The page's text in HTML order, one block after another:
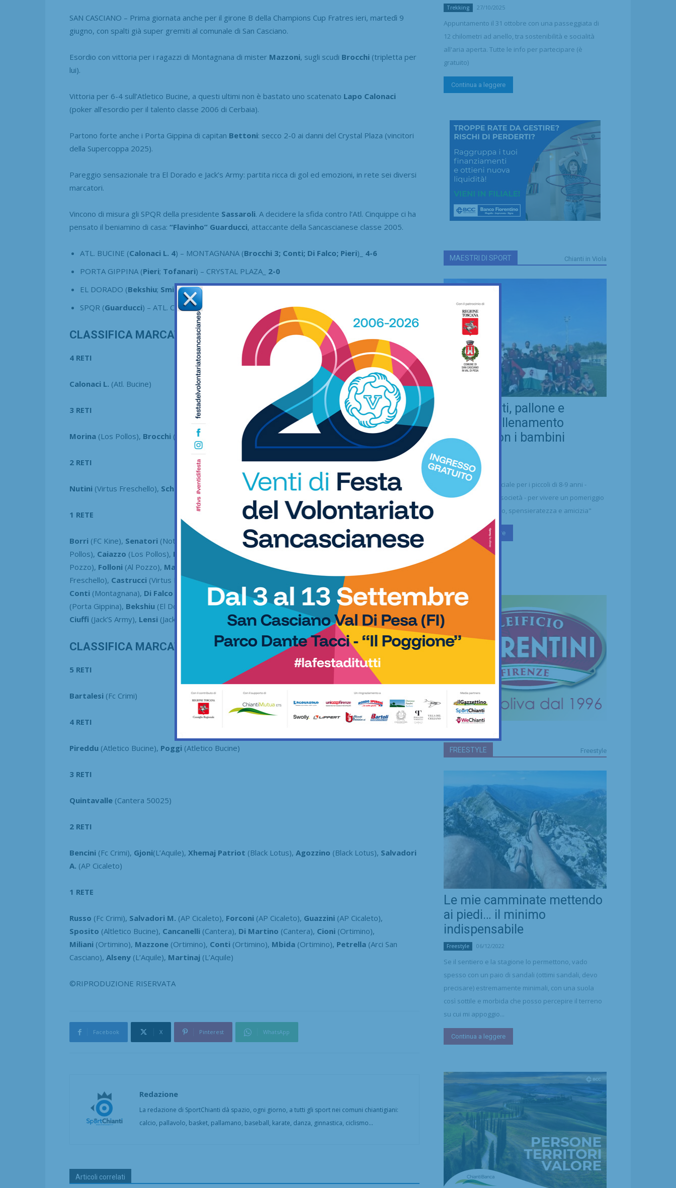
SAN CASCIANO – Prima giornata anche per il girone B della Champions Cup Fratres ieri, martedì 9
giugno, con spalti già super gremiti al comunale di San Casciano.
Esordio con vittoria per i ragazzi di Montagnana di mister Mazzoni, sugli scudi Brocchi (tripletta per
lui).
Vittoria per 6-4 sull’Atletico Bucine, a questi ultimi non è bastato uno scatenato Lapo Calonaci
(poker all’esordio per il talento classe 2006 di Cerbaia).
Partono forte anche i Porta Gippina di capitan Bettoni: secco 2-0 ai danni del Crystal Plaza (vincitori
della Supercoppa 2025).
Pareggio sensazionale tra El Dorado e Jack’s Army: partita ricca di gol ed emozioni, in rete sei diversi
marcatori.
Vincono di misura gli SPQR della presidente Sassaroli. A decidere la sfida contro l’Atl. Cinquippe ci ha
pensato il beniamino di casa: “Flavinho” Guarducci, attaccante della Sancascianese classe 2005.
ATL. BUCINE (Calonaci L. 4) – MONTAGNANA (Brocchi 3; Conti; Di Falco; Pieri)_ 4-6
PORTA GIPPINA (Pieri; Tofanari) – CRYSTAL PLAZA_ 2-0
EL DORADO (Bekshiu; Smira;Bacci) – JACK’S ARMY (Biliotti;Ciuffi;Lensi)_3-3
SPQR (Guarducci) – ATL. CINQUIPPE_
CLASSIFICA MARCATORI CHAMPIONS CUP FRATRES
4 RETI
Calonaci L. (Atl. Bucine)
3 RETI
Morina (Los Pollos), Brocchi (Montagnana)
2 RETI
Nutini (Virtus Freschello), Schiazza (Virtus Freschello)
1 RETE
Borri (FC Kine), Senatori (Nottingham Pesa), Rinaldi(Los Pollos),Cestelli(Los
Pollos), Caiazzo (Los Pollos), Petrozza (Atl. Euro),
Pozzo), Folloni (Al Pozzo), Manescalchi Aldighieri
Freschello), Castrucci (Virtus Freschello), Marino
Conti (Montagnana), Di Falco (Montagnana),Pieri (Montagnana), Pieri (Porta Gippina), Tofanari
(Porta Gippina), Bekshiu (El Dorado), Smira(El Dorado),Bacci(El Dorado), Biliotti(Jack’S Army),
Ciuffi (Jack’S Army), Lensi (Jack’S Army), Guarducci(SPQR)
CLASSIFICA MARCATORI CHAMPIONS CUP FRATRES AMATORI
5 RETI
Bartalesi (Fc Crimi)
4 RETI
Pireddu (Atletico Bucine), Poggi (Atletico Bucine)
3 RETI
Quintavalle (Cantera 50025)
2 RETI
Bencini (Fc Crimi), Gjoni(L’Aquile), Xhemaj Patriot (Black Lotus), Agozzino (Black Lotus), Salvadori
A. (AP Cicaleto)
1 RETE
Russo (Fc Crimi), Salvadori M. (AP Cicaleto), Forconi (AP Cicaleto), Guazzini (AP Cicaleto),
Sposito (Altletico Bucine), Cancanelli (Cantera), Di Martino (Cantera), Cioni (Ortimino),
Miliani (Ortimino), Mazzone (Ortimino), Conti (Ortimino), Mbida (Ortimino), Petrella (Arci San
Casciano), Alseny (L’Aquile), Martinaj (L’Aquile)
©RIPRODUZIONE RISERVATA
Facebook X Pinterest WhatsApp
Redazione
La redazione di SportChianti dà spazio, ogni giorno, a tutti gli sport nei comuni chiantigiani:
calcio, pallavolo, basket, pallamano, baseball, karate, danza, ginnastica, ciclismo...
Articoli correlati
Trekking 27/10/2025
Appuntamento il 31 ottobre con una passeggiata di
12 chilometri ad anello, tra sostenibilità e socialità
all'aria aperta. Tutte le info per partecipare (è
gratuito)
Continua a leggere
MAESTRI DI SPORT Chianti in Viola
Real Chianti, pallone e
bellezza: allenamento
insieme con i bambini
Saharawi
Calcio 21/07/2026
"Un'occasione speciale per i piccoli di 8-9 anni -
sottolineano dalla società - per vivere un pomeriggio
di puro divertimento, spensieratezza e amicizia"
Continua a leggere
FREESTYLE Freestyle
Le mie camminate mettendo
ai piedi… il minimo
indispensabile
Freestyle 06/12/2022
Se il sentiero e la stagione lo permettono, vado
spesso con un paio di sandali (ottimi sandali, devo
precisare) estremamente minimali, con una suola
così sottile e morbida che posso percepire il terreno
su cui mi appoggio...
Continua a leggere